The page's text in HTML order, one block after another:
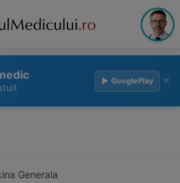
▶ GooglePlay ×
Generala